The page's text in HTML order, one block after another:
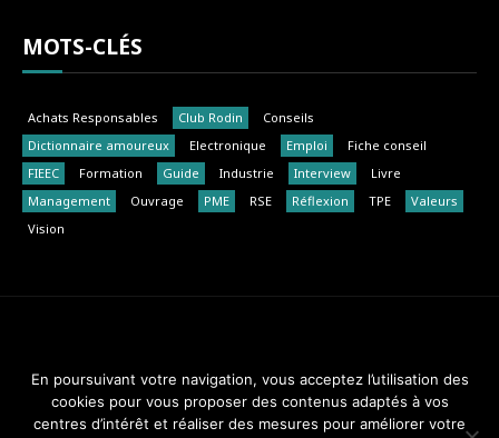
MOTS-CLÉS
Achats Responsables Club Rodin
Conseils
Dictionnaire amoureux
Electronique Emploi
Fiche conseil
FIEEC
Formation Guide Industrie Interview
Livre
Management
Ouvrage PME RSE Réflexion TPE
Valeurs
Vision
Club Rodin - FIEEC © 2014-2018. Tous droits réservés.
Design & Maintenance :Web Réponses - 01 82 28 51 34
En poursuivant votre navigation, vous acceptez l’utilisation des
cookies pour vous proposer des contenus adaptés à vos
centres d’intérêt et réaliser des mesures pour améliorer votre